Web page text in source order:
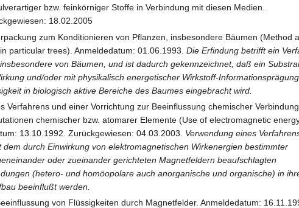
bzw. feinkörniger Stoffe in Verbindung mit diesen Medien.
18.02.2005
zum Konditionieren von Pflanzen, insbesondere Bäumen (Method
particular trees). Anmeldedatum: 01.06.1993.Die Erfindung betrifft ein
von Bäumen, und ist dadurch gekennzeichnet, daß ein
und/oder mit physikalisch energetischer Wirkstoff-Informationsprägung
in biologisch aktive Bereiche des Baumes eingebracht wird.
Verfahrens und einer Vorrichtung zur Beeinflussung chemischer
chemischer bzw. atomarer Elemente (Use of electromagnetic
13.10.1992. Zurückgewiesen: 04.03.2003. Verwendung eines
durch Einwirkung von elektromagnetischen Wirkenergien bestimmter
oder zueinander gerichteten Magnetfeldern beaufschlagten
(hetero- und homöopolare auch anorganische und organische) in
beeinflußt werden.
von Flüssigkeiten durch Magnetfelder. Anmeldedatum: